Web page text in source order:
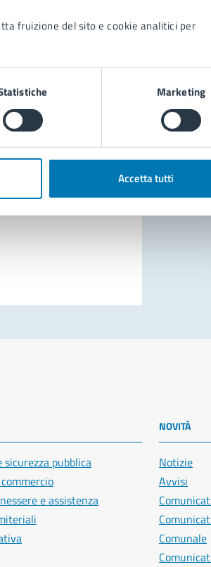
fruizione del sito e cookie analitici per
Marketing
Accetta tutti
sicurezza pubblica
e assistenza
NOVITÀ
Notizie
Avvisi
Comunale